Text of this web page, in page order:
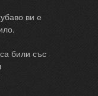
ви е
били със